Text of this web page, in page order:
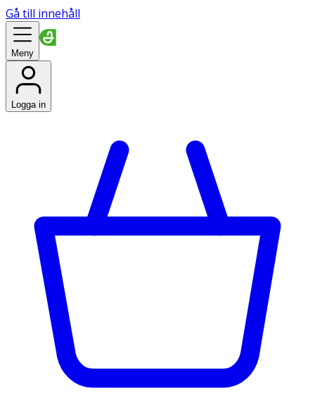
Gå till innehåll
Meny
Logga in